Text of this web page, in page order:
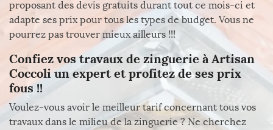
proposant des devis gratuits durant tout ce mois-ci et
adapte ses prix pour tous les types de budget. Vous ne
pourrez pas trouver mieux ailleurs !!!
Confiez vos travaux de zinguerie à Artisan
Coccoli un expert et profitez de ses prix
fous !!
Voulez-vous avoir le meilleur tarif concernant tous vos
travaux dans le milieu de la zinguerie ? Ne cherchez